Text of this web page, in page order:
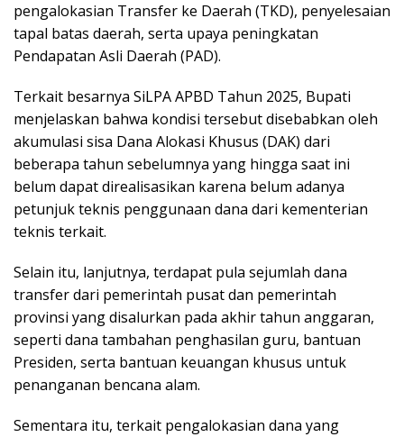
pengalokasian Transfer ke Daerah (TKD), penyelesaian
tapal batas daerah, serta upaya peningkatan
Pendapatan Asli Daerah (PAD).
Terkait besarnya SiLPA APBD Tahun 2025, Bupati
menjelaskan bahwa kondisi tersebut disebabkan oleh
akumulasi sisa Dana Alokasi Khusus (DAK) dari
beberapa tahun sebelumnya yang hingga saat ini
belum dapat direalisasikan karena belum adanya
petunjuk teknis penggunaan dana dari kementerian
teknis terkait.
Selain itu, lanjutnya, terdapat pula sejumlah dana
transfer dari pemerintah pusat dan pemerintah
provinsi yang disalurkan pada akhir tahun anggaran,
seperti dana tambahan penghasilan guru, bantuan
Presiden, serta bantuan keuangan khusus untuk
penanganan bencana alam.
Sementara itu, terkait pengalokasian dana yang